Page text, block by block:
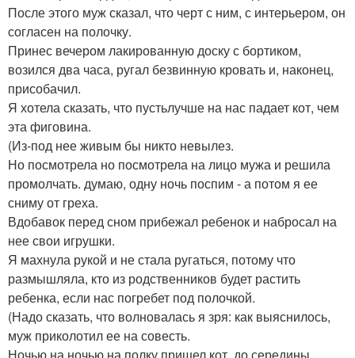
После этого муж сказал, что черт с ним, с интерьером, он
согласен на полочку.
Принес вечером лакированную доску с бортиком,
возился два часа, ругал безвинную кровать и, наконец,
присобачил.
Я хотела сказать, что пустьлучше на нас падает кот, чем
эта фиговина.
(Из-под нее живым бы никто невылез.
Но посмотрела но посмотрела на лицо мужа и решила
промолчать. думаю, одну ночь поспим - а потом я ее
сниму от греха.
Вдобавок перед сном прибежал ребенок и набросал на
нее свои игрушки.
Я махнула рукой и не стала ругаться, потому что
размышляла, кто из родственников будет растить
ребенка, если нас погребет под полочкой.
(Надо сказать, что волновалась я зря: как выяснилось,
муж приколотил ее на совесть.